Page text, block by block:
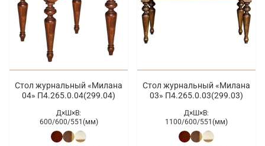
Стол журнальный «Милана
04» П4.265.0.04(299.04)
Д×Ш×В:
600/600/551(мм)
Стол журнальный «Милана
03» П4.265.0.03(299.03)
Д×Ш×В:
1100/600/551(мм)